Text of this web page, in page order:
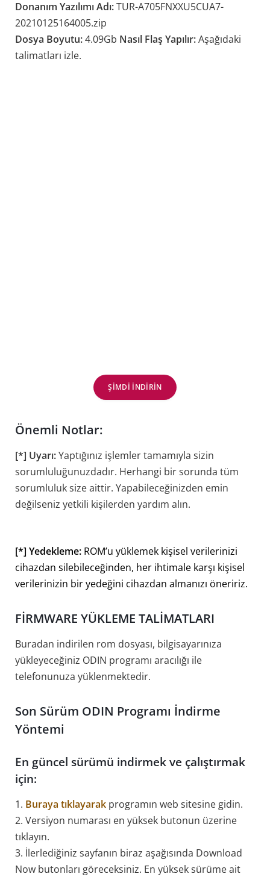
Donanım Yazılımı Adı:TUR-A705FNXXU5CUA7-
20210125164005.zip
Dosya Boyutu:4.09Gb Nasıl Flaş Yapılır:Aşağıdaki
talimatları izle.
ŞIMDI INDIRIN
Önemli Notlar:
[*] Uyarı:Yaptığınız işlemler tamamıyla sizin
sorumluluğunuzdadır. Herhangi bir sorunda tüm
sorumluluk size aittir. Yapabileceğinizden emin
değilseniz yetkili kişilerden yardım alın.
[*] Yedekleme: ROM’u yüklemek kişisel verilerinizi
cihazdan silebileceğinden, her ihtimale karşı kişisel
verilerinizin bir yedeğini cihazdan almanızı öneririz.
FİRMWARE YÜKLEME TALİMATLARI
Buradan indirilen rom dosyası, bilgisayarınıza
yükleyeceğiniz ODIN programı aracılığı ile
telefonunuza yüklenmektedir.
Son Sürüm ODIN Programı İndirme
Yöntemi
En güncel sürümü indirmek ve çalıştırmak
için:
1. Buraya tıklayarak programın web sitesine gidin.
2. Versiyon numarası en yüksek butonun üzerine
tıklayın.
3. İlerlediğiniz sayfanın biraz aşağısında Download
Now butonları göreceksiniz. En yüksek sürüme ait